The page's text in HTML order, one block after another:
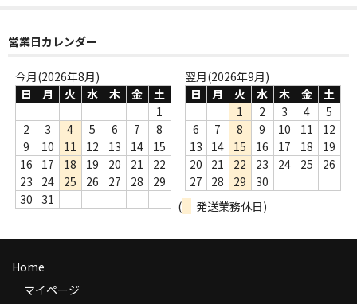
Webのみ no.3
Webのみ no.4
売り切れ
Help
商品の発送
お支払い方法
営業日カレンダー
今月(2026年8月)
日
月 火 水 木 金
土
1
2
3 4 5 6 7
8
9
10 11 12 13 14
15
16
17 18 19 20 21
22
23
24 25 26 27 28
29
30
31
翌月(2026年9月)
日
月 火 水 木 金
土
1
2 3 4
5
6
7 8 9 10 11
12
13
14 15 16 17 18
19
20
21 22 23 24 25
26
27
28 29
30
(
発送業務休日)
Home
マイページ